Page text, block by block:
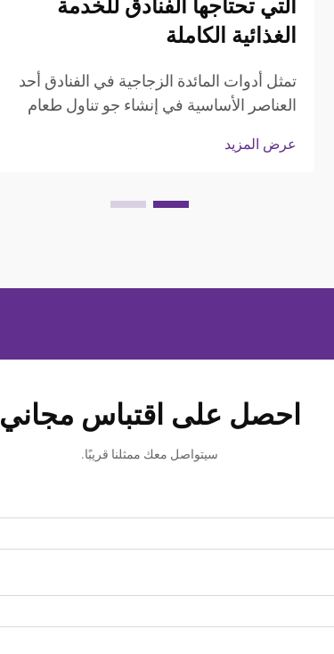
التي تحتاجها الفنادق للخدمة
الغذائية الكاملة
تمثل أدوات المائدة الزجاجية في الفنادق أحد
العناصر الأساسية في إنشاء جو تناول طعام
إن اختيار ونوعية أدوات المائدة الزجاجية في
لتجربة تناول الطعام...
عرض المزيد
احصل على اقتباس مجاني
سيتواصل معك ممثلنا قريبًا.